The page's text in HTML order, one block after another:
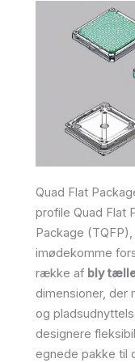
Quad Flat
profile Quad Flat
Package
imødekomme
række af bly
dimensioner, der
og
designere
egnede pakke til